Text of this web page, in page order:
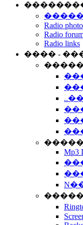
Radio
Radio
Radio links
���� -
Mp3